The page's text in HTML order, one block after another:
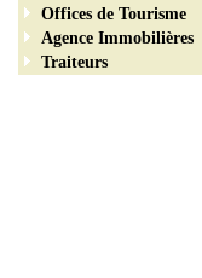
Offices de Tourisme
Agence Immobilières
Traiteurs